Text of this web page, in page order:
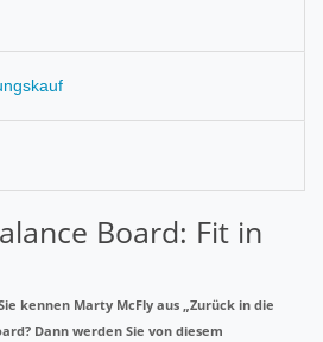
Board: Fit in
kennen Marty McFly aus „Zurück in die
Dann werden Sie von diesem